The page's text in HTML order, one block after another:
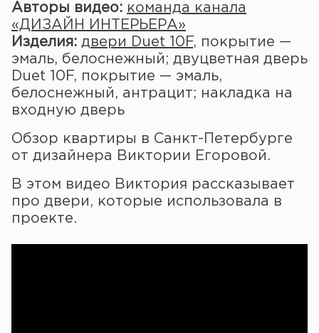
Авторы видео: команда канала
«ДИЗАЙН ИНТЕРЬЕРА»
Изделия: двери Duet 10F, покрытие —
эмаль, белоснежный; двуцветная дверь
Duet 10F, покрытие — эмаль,
белоснежный, антрацит; накладка на
входную дверь
Обзор квартиры в Санкт-Петербурге
от дизайнера Виктории Егоровой.
В этом видео Виктория рассказывает
про двери, которые использовала в
проекте.